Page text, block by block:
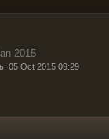
2015
05 Oct 2015 09:29